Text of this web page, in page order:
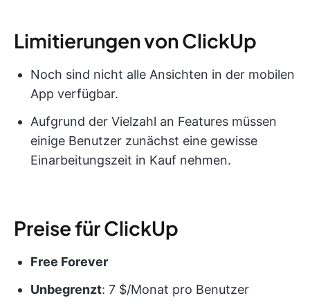
Limitierungen von ClickUp
Noch sind nicht alle Ansichten in der mobilen
App verfügbar.
Aufgrund der Vielzahl an Features müssen
einige Benutzer zunächst eine gewisse
Einarbeitungszeit in Kauf nehmen.
Preise für ClickUp
Free Forever
Unbegrenzt: 7 $/Monat pro Benutzer